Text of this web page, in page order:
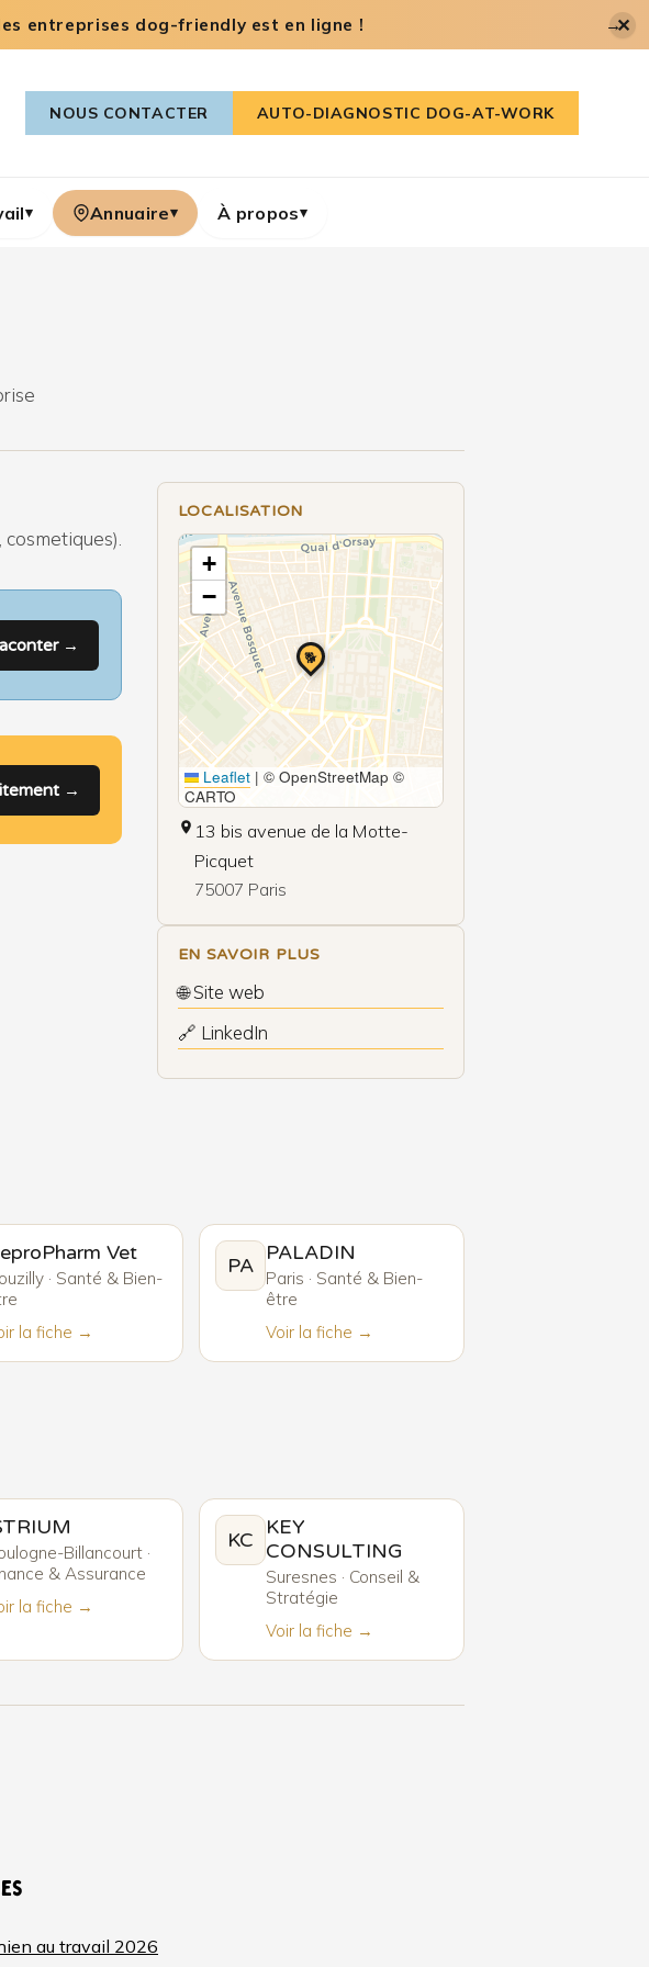
entreprises dog-friendly est en ligne ! →✕
NOUS CONTACTER AUTO-DIAGNOSTIC DOG-AT-WORK
▾ Annuaire▾ À propos▾
→
→
LOCALISATION
🐕
+
−
Leaflet | © OpenStreetMap ©
CARTO
13 bis avenue de la Motte-
Picquet
75007 Paris
EN SAVOIR PLUS
🌐 Site web
🔗 LinkedIn
Vet
· Santé & Bien-
la fiche →
PA
PALADIN
Paris · Santé & Bien-
être
Voir la fiche →
Billancourt ·
& Assurance
la fiche →
KC
KEY
CONSULTING
Suresnes · Conseil &
Stratégie
Voir la fiche →
au travail 2026